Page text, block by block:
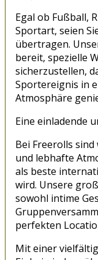
Egal ob Fußball,
Sportart, seien
übertragen.
bereit, spezielle
sicherzustellen,
Sportereignis in
Atmosphäre
Eine einladende
Bei Freerolls
und lebhafte
als beste
wird. Unsere
sowohl intime
perfekten
Mit einer